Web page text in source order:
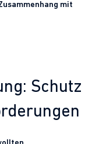
mit
Schutz